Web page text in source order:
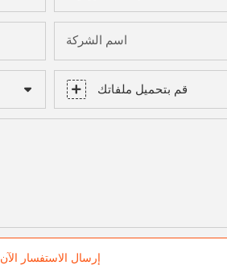
اسم الشركة
قم بتحميل ملفاتك
إرسال الاستفسار الآن